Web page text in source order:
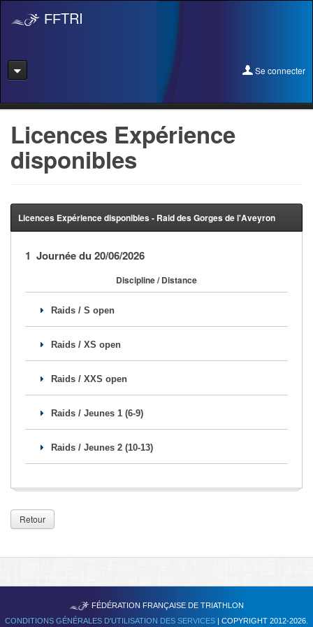
FFTRI
Se connecter
Pass Rentrée Bougez/Club
Se former
FAQ
Licences Expérience
disponibles
Licences Expérience disponibles - Raid des Gorges de l'Aveyron
1 Journée du 20/06/2026
Discipline / Distance
Raids / S open
Raids / XS open
Raids / XXS open
Raids / Jeunes 1 (6-9)
Raids / Jeunes 2 (10-13)
Retour
FÉDÉRATION FRANÇAISE DE TRIATHLON
CONDITIONS GÉNÉRALES D'UTILISATION DES SERVICES | COPYRIGHT 2012-2026.